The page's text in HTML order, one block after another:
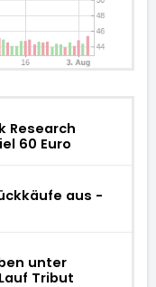
Research
60 Euro
aus -
unter
Tribut